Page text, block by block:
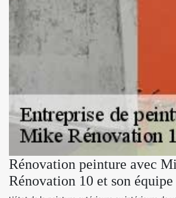
Rénovation peinture avec
Rénovation 10 et son équipe